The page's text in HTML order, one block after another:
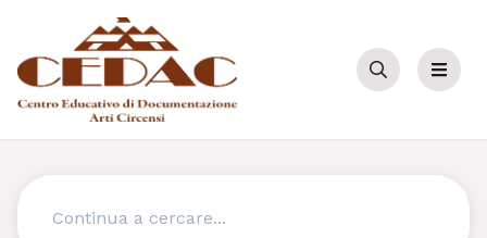
Cerca Menu
Cerca